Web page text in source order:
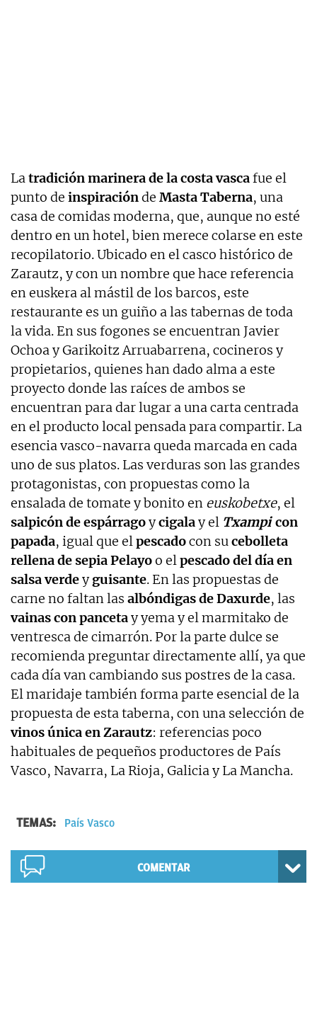
La tradición marinera de la costa vascafue el
punto de inspiraciónde Masta Taberna, una
casa de comidas moderna, que, aunque no esté
dentro en un hotel, bien merece colarse en este
recopilatorio. Ubicado en el casco histórico de
Zarautz, y con un nombre que hace referencia
en euskera al mástil de los barcos, este
restaurante es un guiño a las tabernas de toda
la vida. En sus fogones se encuentran Javier
Ochoa y Garikoitz Arruabarrena, cocineros y
propietarios, quienes han dado alma a este
proyecto donde las raíces de ambos se
encuentran para dar lugar a una carta centrada
en el producto local pensada para compartir. La
esencia vasco-navarra queda marcada en cada
uno de sus platos. Las verduras son las grandes
protagonistas, con propuestas como la
ensalada de tomate y bonito en euskobetxe, el
salpicón de espárragoycigalay el Txampicon
papada, igual que el pescadocon su cebolleta
rellena de sepia Pelayoo el pescado del día en
salsa verdeyguisante. En las propuestas de
carne no faltan las albóndigas de Daxurde, las
vainas con pancetay yema y el marmitako de
ventresca de cimarrón. Por la parte dulce se
recomienda preguntar directamente allí, ya que
cada día van cambiando sus postres de la casa.
El maridaje también forma parte esencial de la
propuesta de esta taberna, con una selección de
vinos única en Zarautz: referencias poco
habituales de pequeños productores de País
Vasco, Navarra, La Rioja, Galicia y La Mancha.
TEMAS: País Vasco
COMENTAR